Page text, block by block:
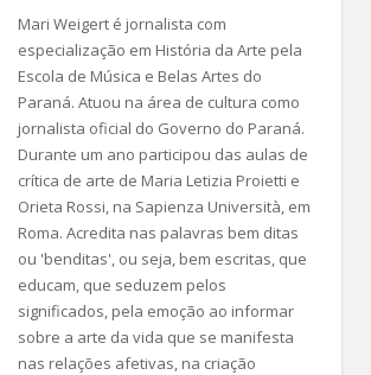
Mari Weigert é jornalista com
especialização em História da Arte pela
Escola de Música e Belas Artes do
Paraná. Atuou na área de cultura como
jornalista oficial do Governo do Paraná.
Durante um ano participou das aulas de
crítica de arte de Maria Letizia Proietti e
Orieta Rossi, na Sapienza Università, em
Roma. Acredita nas palavras bem ditas
ou 'benditas', ou seja, bem escritas, que
educam, que seduzem pelos
significados, pela emoção ao informar
sobre a arte da vida que se manifesta
nas relações afetivas, na criação